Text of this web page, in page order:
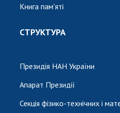
Книга пам'яті
СТРУКТУРА
Президія НАН України
Апарат Президії
Секція фізико-технічних і